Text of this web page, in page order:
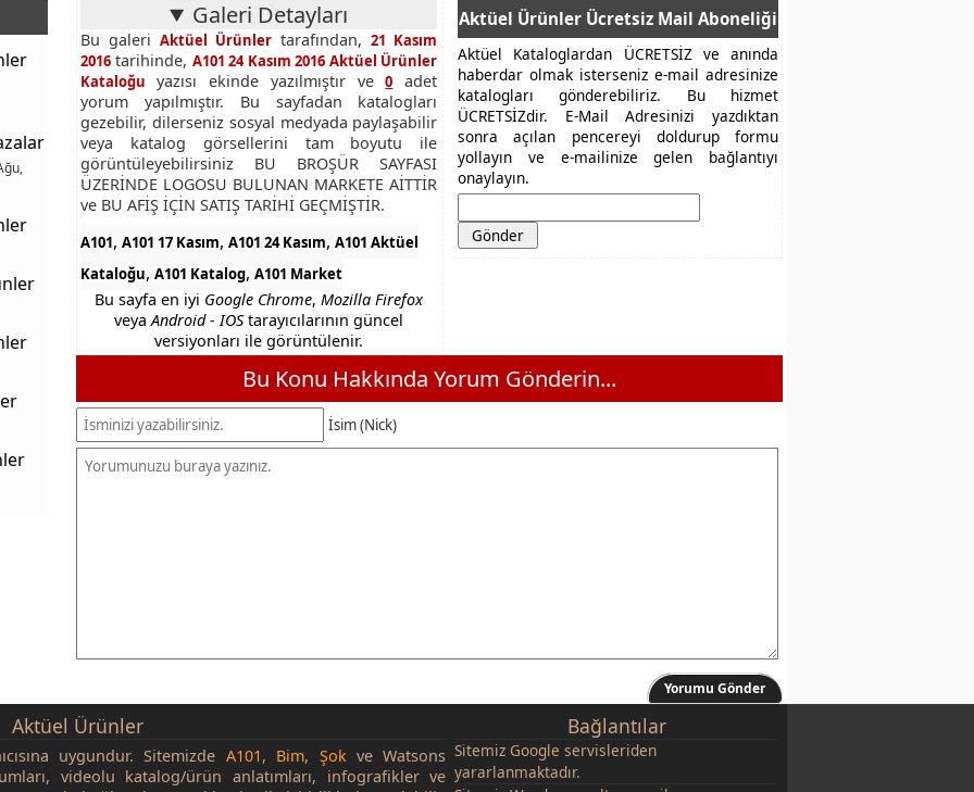
Galeri Detayları
Bu galeriAktüel Ürünler tarafından,21 Kasım
2016 tarihinde, A101 24 Kasım 2016 Aktüel Ürünler
Kataloğu yazısı ekinde yazılmıştır ve0 adet
yorum yapılmıştır. Bu sayfadan katalogları
gezebilir, dilerseniz sosyal medyada paylaşabilir
veya katalog görsellerini tam boyutu ile
görüntüleyebilirsiniz BU BROŞÜR SAYFASI
ÜZERİNDE LOGOSU BULUNAN MARKETE AİTTİR
ve BU AFİŞ İÇİN SATIŞ TARİHİ GEÇMİŞTİR.
A101, A101 17 Kasım, A101 24 Kasım, A101 Aktüel
Kataloğu, A101 Katalog, A101 Market
Bu sayfa en iyi Google Chrome,Mozilla Firefox
veyaAndroid - IOStarayıcılarının güncel
versiyonları ile görüntülenir.
Aktüel Ürünler Ücretsiz Mail Aboneliği
Aktüel Kataloglardan ÜCRETSİZ ve anında
haberdar olmak isterseniz e-mail adresinize
katalogları gönderebiliriz. Bu hizmet
ÜCRETSİZdir. E-Mail Adresinizi yazdıktan
sonra açılan pencereyi doldurup formu
yollayın ve e-mailinize gelen bağlantıyı
onaylayın.
Bu Konu Hakkında Yorum Gönderin...
İsim (Nick)
Yorumu Gönder
Aktüel Ürünler
uygundur. Sitemizde A101, Bim, Şokve Watsons
videolu katalog/ürün anlatımları, infografikler ve
Bağlantılar
Sitemiz Google servisleriden
yararlanmaktadır.